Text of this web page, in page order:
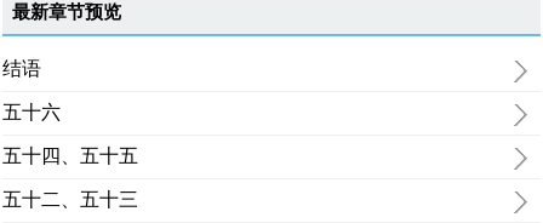
最新章节预览
结语
五十六
五十四、五十五
五十二、五十三